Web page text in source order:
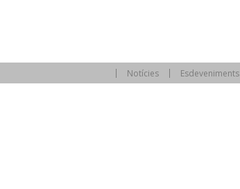
Notícies Esdeveniments